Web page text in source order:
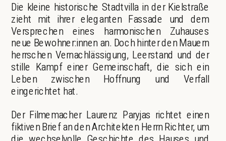
Die kleine historische Stadtvilla in der Kielstraße
zieht mit ihrer eleganten Fassade und dem
Versprechen eines harmonischen Zuhauses
neue Bewohner:innen an. Doch hinter den Mauern
herrschen Vernachlässigung, Leerstand und der
stille Kampf einer Gemeinschaft, die sich ein
Leben zwischen Hoffnung und Verfall
eingerichtet hat.
Der Filmemacher Laurenz Paryjas richtet einen
fiktiven Brief an den Architekten Herrn Richter, um